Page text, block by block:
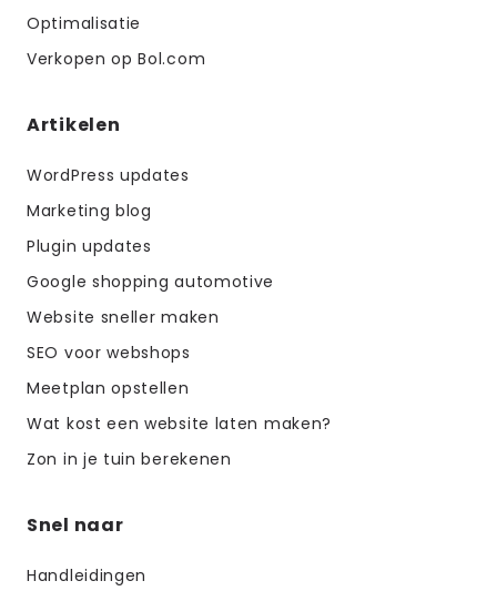
Optimalisatie
Verkopen op Bol.com
Artikelen
WordPress updates
Marketing blog
Plugin updates
Google shopping automotive
Website sneller maken
SEO voor webshops
Meetplan opstellen
Wat kost een website laten maken?
Zon in je tuin berekenen
Snel naar
Handleidingen